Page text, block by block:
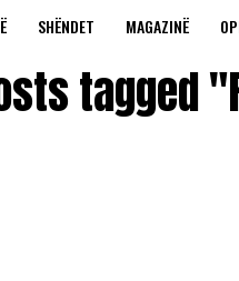
SHËNDET MAGAZINË
tagged